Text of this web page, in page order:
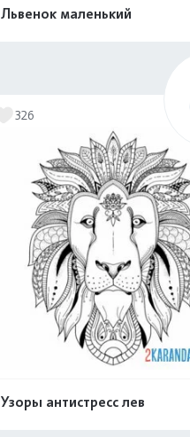
Львенок маленький
326
Узоры антистресс лев